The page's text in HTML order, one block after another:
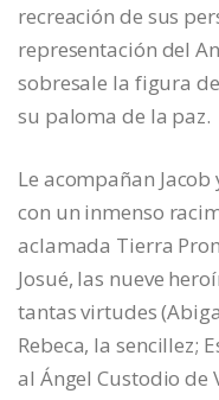
recreación de sus
representación del
sobresale la figura
su paloma de la paz.
Le acompañan
con un inmenso
aclamada Tierra
Josué, las nueve
tantas virtudes
Rebeca, la sencillez;
al Ángel Custodio de